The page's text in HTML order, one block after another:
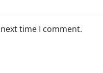
time I comment.